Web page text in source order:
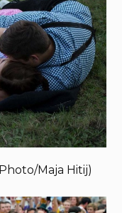
Maja Hitij)